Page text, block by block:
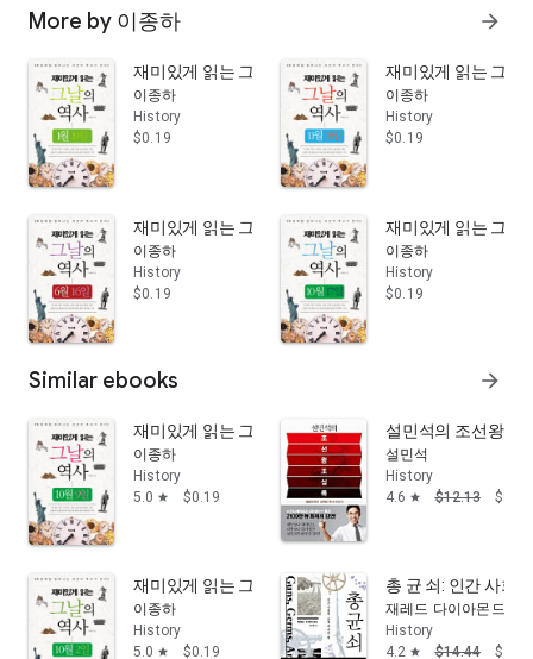
월의 오늘, 우리나라에는 과연 무슨 일이 있었을까?
1447년 2월 28일 최항·박팽년·신숙주 등은 마침내 주해를 완성하
였다. 그리고 세종은 1447년 10월에 『용비어천가』 550질을 신
하들에게 내렸다. 『용비어천가』와 그 주해를 맡은 사람들은 대
부분 훈민정음 창제에도 그 이름을 올리고 있는데 이것은 두 가지
일이 깊은 연관 속에 이루어졌음을 뜻한다. 『용비어천가』는 세
종이 여섯 선조의 성덕을 찬양하여 왕손의 영구한 보전을 축원하
고 있는데, 이것의 궁극적인 목적은 조선 왕조의 창건을 합리화시
한편 2009년 2월 16일 종교적 지도자이자 이 땅의 살아 있는 양
심, 가난한 이들의 벗이었던 김수환 추기경이 선종했다. 이날 종
파는 물론, 각계각층에서 고인을 추모하고 애도하는 행렬이 이어
졌으며 세계의 주요 언론 역시 긴급 뉴스로 보도하였다. 김수환
추기경은 1998년 5월 29일 서울대교구장과 평양교구장 서리직
을 사임하고 정진석 대주교에게 물려주었다. 이후에도 많은 사회
활동에 참가하여 세계적으로 최고령 추기경과 최장 재임 추기경
이 책은 우리나라 주요 인물들의 삶을 비롯하여 정치·경제·문화
예술 등 전 영역에서 일어난 개별적인 사건들을 한데서 볼 수 있
는 책이다. 하루하루 한국사의 흐름을 뒤바꾼 역사적 사건들을 기
술하여 특정 시대와 지난 역사에 대한 일반 상식을 한눈에 파악할
수 있다.
2월 21일
머리말
한국사
More by 이종하 arrow_forward
재미있게 읽는 그날의 역사 1월 19일
이종하
History
$0.19
재미있게 읽는 그날
이종하
History
$0.19
재미있게 읽는 그날의 역사 6월 16일
이종하
History
$0.19
재미있게 읽는 그날
이종하
History
$0.19
Similar ebooks arrow_forward
재미있게 읽는 그날의 역사 10월 9일
이종하
History
5.0 star $0.19
설민석의 조선왕조
설민석
History
4.6 star $12.13 $9.99
재미있게 읽는 그날의 역사 10월 2일
이종하
History
5.0 star $0.19
총 균 쇠: 인간 사회
재레드 다이아몬드
History
4.2 star $14.44 $9.99